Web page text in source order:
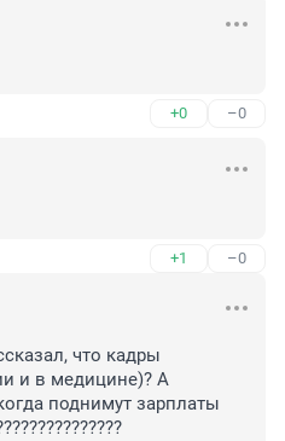
+0 –0
+1 –0
что кадры
и в медицине)? А
поднимут зарплаты